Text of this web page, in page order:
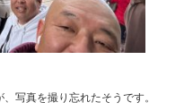
写真を撮り忘れたそうです。